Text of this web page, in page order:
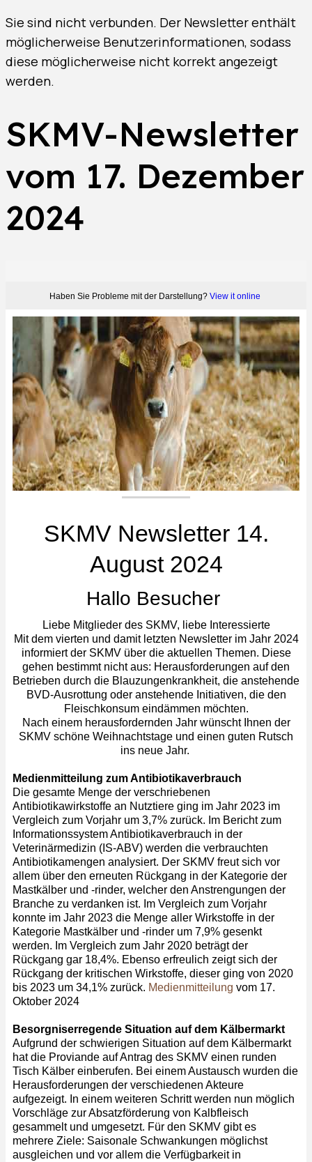
Sie sind nicht verbunden. Der Newsletter enthält
möglicherweise Benutzerinformationen, sodass
diese möglicherweise nicht korrekt angezeigt
werden.
SKMV-Newsletter
vom 17. Dezember
2024
Haben Sie Probleme mit der Darstellung? View it online
SKMV Newsletter 14.
August 2024
Hallo Besucher
Liebe Mitglieder des SKMV, liebe Interessierte
Mit dem vierten und damit letzten Newsletter im Jahr 2024
informiert der SKMV über die aktuellen Themen. Diese
gehen bestimmt nicht aus: Herausforderungen auf den
Betrieben durch die Blauzungenkrankheit, die anstehende
BVD-Ausrottung oder anstehende Initiativen, die den
Fleischkonsum eindämmen möchten.
Nach einem herausfordernden Jahr wünscht Ihnen der
SKMV schöne Weihnachtstage und einen guten Rutsch
ins neue Jahr.
Medienmitteilung zum Antibiotikaverbrauch
Die gesamte Menge der verschriebenen
Antibiotikawirkstoffe an Nutztiere ging im Jahr 2023 im
Vergleich zum Vorjahr um 3,7% zurück. Im Bericht zum
Informationssystem Antibiotikaverbrauch in der
Veterinärmedizin (IS-ABV) werden die verbrauchten
Antibiotikamengen analysiert. Der SKMV freut sich vor
allem über den erneuten Rückgang in der Kategorie der
Mastkälber und -rinder, welcher den Anstrengungen der
Branche zu verdanken ist. Im Vergleich zum Vorjahr
konnte im Jahr 2023 die Menge aller Wirkstoffe in der
Kategorie Mastkälber und -rinder um 7,9% gesenkt
werden. Im Vergleich zum Jahr 2020 beträgt der
Rückgang gar 18,4%. Ebenso erfreulich zeigt sich der
Rückgang der kritischen Wirkstoffe, dieser ging von 2020
bis 2023 um 34,1% zurück. Medienmitteilung vom 17.
Oktober 2024
Besorgniserregende Situation auf dem Kälbermarkt
Aufgrund der schwierigen Situation auf dem Kälbermarkt
hat die Proviande auf Antrag des SKMV einen runden
Tisch Kälber einberufen. Bei einem Austausch wurden die
Herausforderungen der verschiedenen Akteure
aufgezeigt. In einem weiteren Schritt werden nun möglich
Vorschläge zur Absatzförderung von Kalbfleisch
gesammelt und umgesetzt. Für den SKMV gibt es
mehrere Ziele: Saisonale Schwankungen möglichst
ausgleichen und vor allem die Verfügbarkeit in